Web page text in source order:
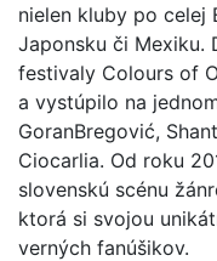
nielen kluby po celej
Japonsku či Mexiku.
festivaly Colours of
a vystúpilo na
GoranBregović,
Ciocarlia. Od roku
slovenskú scénu
ktorá si svojou
verných fanúšikov.